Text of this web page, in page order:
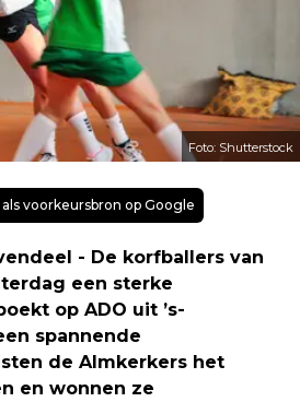
Foto: Shutterstock
voorkeursbron op Google
- De korfballers van
een sterke
op ADO uit ’s-
spannende
de Almkerkers het
en wonnen ze